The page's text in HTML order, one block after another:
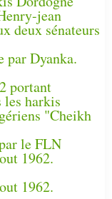
jean
deux sénateurs
par Dyanka.
portant
les harkis
"Cheikh
le FLN
1962.
1962.